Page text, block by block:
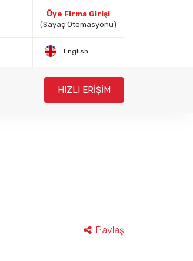
Üye Firma Girişi
(Sayaç Otomasyonu)
English
HIZLI ERİŞİM
Paylaş